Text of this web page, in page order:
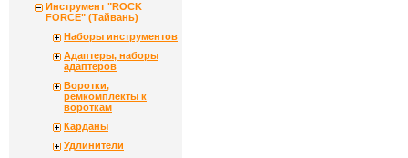
Инструмент "ROCK
FORCE" (Тайвань)
Наборы инструментов
Адаптеры, наборы
адаптеров
Воротки,
ремкомплекты к
вороткам
Карданы
Удлинители